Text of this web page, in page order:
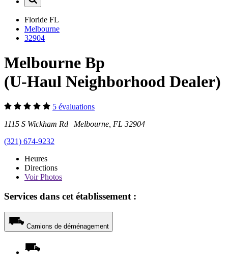
Floride FL
Melbourne
32904
Melbourne Bp
(U-Haul Neighborhood Dealer)
5 évaluations
1115 S Wickham Rd Melbourne, FL 32904
(321) 674-9232
Heures
Directions
VoirPhotos
Services dans cet établissement :
Camions de déménagement